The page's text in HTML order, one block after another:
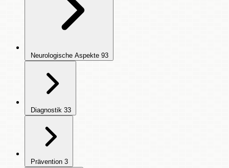
Neurologische Aspekte 93
Diagnostik 33
Prävention 3